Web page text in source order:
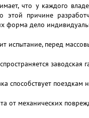
что у каждого
этой причине
форма дело
испытание, перед
заводская
способствует поездкам
от механических